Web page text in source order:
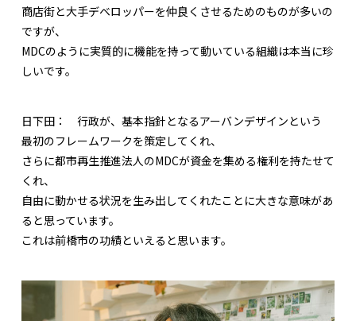
商店街と大手デベロッパーを仲良くさせるためのものが多いの
ですが、
MDCのように実質的に機能を持って動いている組織は本当に珍
しいです。
日下田： 行政が、基本指針となるアーバンデザインという
最初のフレームワークを策定してくれ、
さらに都市再生推進法人のMDCが資金を集める権利を持たせて
くれ、
自由に動かせる状況を生み出してくれたことに大きな意味があ
ると思っています。
これは前橋市の功績といえると思います。